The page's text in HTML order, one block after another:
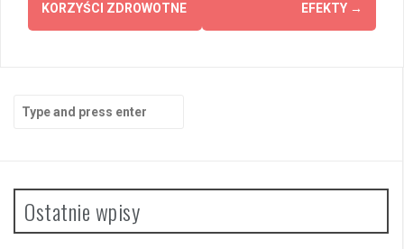
KORZYŚCI ZDROWOTNE
EFEKTY →
Search
for:
Ostatnie wpisy